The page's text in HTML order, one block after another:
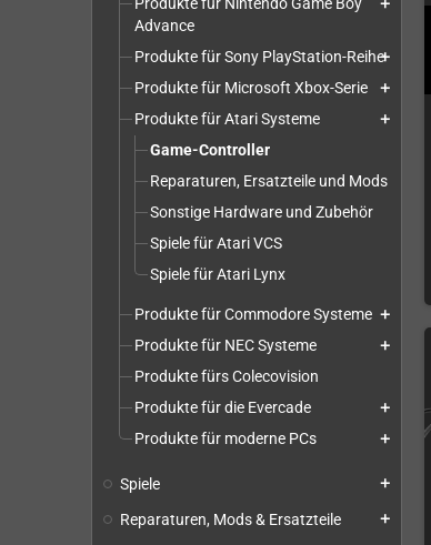
Produkte für Nintendo Game Boy
Advance
add
Produkte für Sony PlayStation-Reiheadd
Produkte für Microsoft Xbox-Serie add
Produkte für Atari Systeme add
Game-Controller
Reparaturen, Ersatzteile und Mods
Sonstige Hardware und Zubehör
Spiele für Atari VCS
Spiele für Atari Lynx
Produkte für Commodore Systeme add
Produkte für NEC Systeme add
Produkte fürs Colecovision
Produkte für die Evercade
add
Produkte für moderne PCs add
Spiele add
Reparaturen, Mods & Ersatzteile add